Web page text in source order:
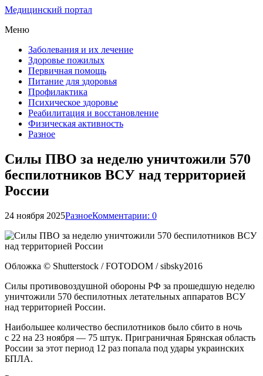
Медицинский портал
Меню
Заболевания и их лечение
Здоровье пожилых
Первичная помощь
Питание для здоровья
Профилактика
Психическое здоровье
Реабилитация и восстановление
Физическая активность
Разное
Силы ПВО за неделю уничтожили 570
беспилотников ВСУ над территорией
России
24 ноября 2025РазноеКомментарии: 0
Обложка © Shutterstock / FOTODOM / sibsky2016
Силы противовоздушной обороны РФ за прошедшую неделю
уничтожили 570 беспилотных летательных аппаратов ВСУ
над территорией России.
Наибольшее количество беспилотников было сбито в ночь
с 22 на 23 ноября — 75 штук. Приграничная Брянская область
России за этот период 12 раз попала под удары украинских
БПЛА.